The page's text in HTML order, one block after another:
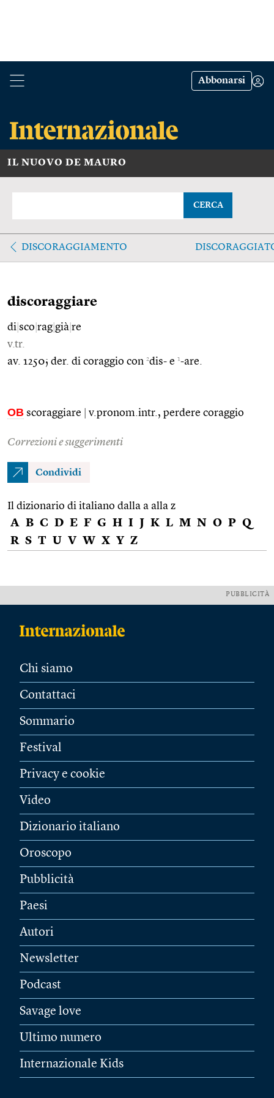
Abbonarsi
IL NUOVO DE MAURO
CERCA
DISCORAGGIAMENTO
discoraggiare
di sco rag già re
v.tr.
av. 1250; der. di coraggio con 2dis- e 1-are.
OB scoraggiare v.pronom.intr., perdere coraggio
Correzioni e suggerimenti
Condividi
Il dizionario di italiano dalla a alla z
A B C D E F G H I J K L M N O P Q
R S T U V W X Y Z
PUBBLICITÀ
Chi siamo
Contattaci
Sommario
Festival
Privacy e cookie
Video
Dizionario italiano
Oroscopo
Pubblicità
Paesi
Autori
Newsletter
Podcast
Savage love
Ultimo numero
Internazionale Kids